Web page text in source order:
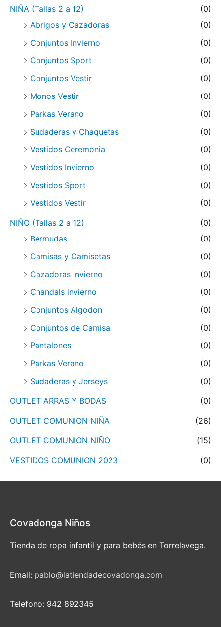
NIÑA (Tallas 2 a 12)
(0)
Abrigos y Cazadoras
(0)
Conjuntos Invierno
(0)
Conjuntos Sport
(0)
Conjuntos Vestir
(0)
Monos Vestir
(0)
Parkas Verano
(0)
Sudaderas y Chaquetas
(0)
Vestidos Ceremonia
(0)
Vestidos Invierno
(0)
Vestidos Sport
(0)
Vestidos Vestir
(0)
NIÑO (Tallas 2 a 12)
(0)
Bermudas
(0)
Camisas y Camisetas
(0)
Cazadoras invierno
(0)
Chandals invierno
(0)
Conjuntos Algodon
(0)
Conjuntos de Camisa
(0)
Pantalones
(0)
Parkas Verano
(0)
Sudaderas y Jerseys
(0)
OUTLET ARRAS Y BODAS
(0)
OUTLET COMUNION NIÑA
(26)
OUTLET COMUNION NIÑO
(15)
VESTIDOS COMUNION 2023
(0)
Covadonga Niños
Tienda de ropa infantil y para bebés en Torrelavega.
Email: pablo@latiendadecovadonga.com
Telefono: 942 892345